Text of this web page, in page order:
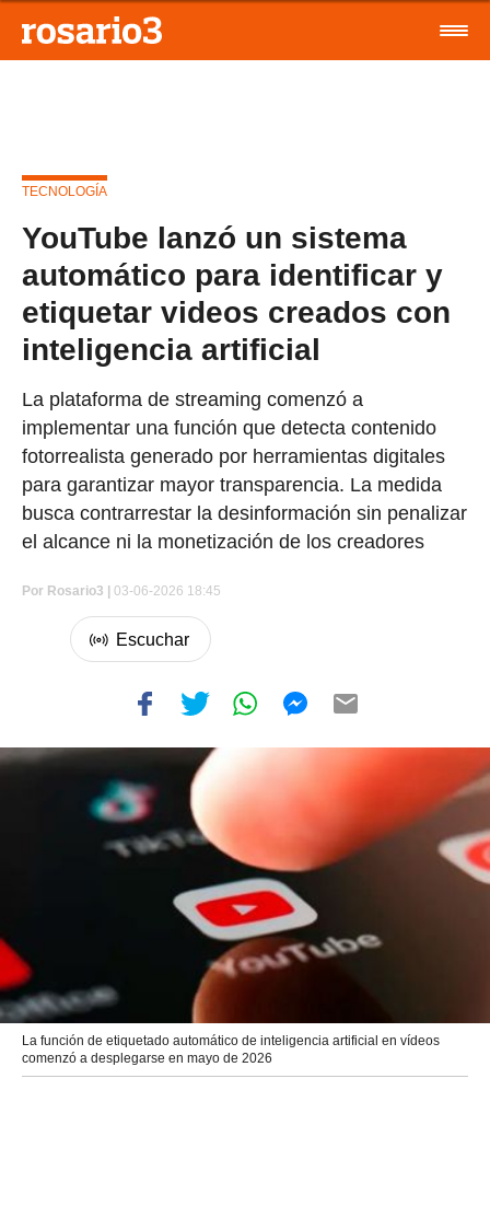
TECNOLOGÍA
YouTube lanzó un sistema
automático para identificar y
etiquetar videos creados con
inteligencia artificial
La plataforma de streaming comenzó a
implementar una función que detecta contenido
fotorrealista generado por herramientas digitales
para garantizar mayor transparencia. La medida
busca contrarrestar la desinformación sin penalizar
el alcance ni la monetización de los creadores
Por Rosario3 | 03-06-2026 18:45
La función de etiquetado automático de inteligencia artificial en vídeos
comenzó a desplegarse en mayo de 2026